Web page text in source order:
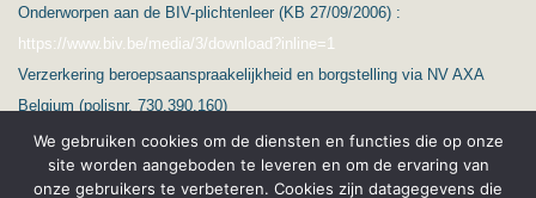
Onderworpen aan de BIV-plichtenleer (KB 27/09/2006) :
https://www.biv.be/media/3/download?inline=1
Verzerkering beroepsaanspraakelijkheid en borgstelling via NV AXA
Belgium (polisnr. 730.390.160)
We gebruiken cookies om de diensten en functies die op onze
site worden aangeboden te leveren en om de ervaring van
onze gebruikers te verbeteren. Cookies zijn datagegevens die